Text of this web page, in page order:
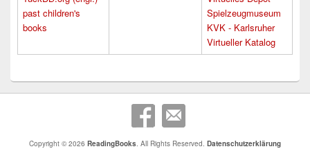
past children's
books
Spielzeugmuseum
KVK - Karlsruher
Virtueller Katalog
Copyright © 2026 ReadingBooks. All Rights Reserved. Datenschutzerklärung